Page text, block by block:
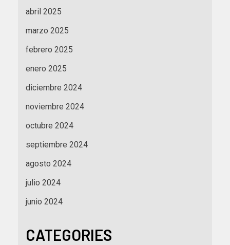
abril 2025
marzo 2025
febrero 2025
enero 2025
diciembre 2024
noviembre 2024
octubre 2024
septiembre 2024
agosto 2024
julio 2024
junio 2024
CATEGORIES